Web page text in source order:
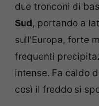
due tronconi di
Sud, portando a
sull’Europa, forte
frequenti
intense. Fa caldo
così il freddo si